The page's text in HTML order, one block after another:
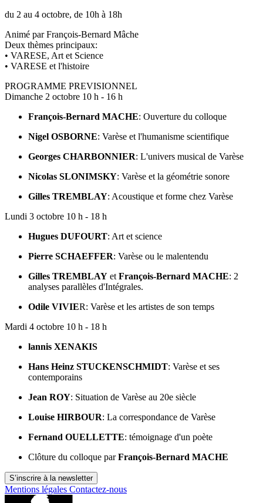
du 2 au 4 octobre, de 10h à 18h
Animé par François-Bernard Mâche
Deux thèmes principaux:
• VARESE, Art et Science
• VARESE et l'histoire
PROGRAMME PREVISIONNEL
Dimanche 2 octobre 10 h - 16 h
François-Bernard MACHE: Ouverture du colloque
Nigel OSBORNE: Varèse et l'humanisme scientifique
Georges CHARBONNIER: L'univers musical de Varèse
Nicolas SLONIMSKY: Varèse et la géométrie sonore
Gilles TREMBLAY: Acoustique et forme chez Varèse
Lundi 3 octobre 10 h - 18 h
Hugues DUFOURT: Art et science
Pierre SCHAEFFER: Varèse ou le malentendu
Gilles TREMBLAY et François-Bernard MACHE: 2
analyses parallèles d'Intégrales.
Odile VIVIER: Varèse et les artistes de son temps
Mardi 4 octobre 10 h - 18 h
lannis XENAKIS
Hans Heinz STUCKENSCHMIDT: Varèse et ses
contemporains
Jean ROY: Situation de Varèse au 20e siècle
Louise HIRBOUR: La correspondance de Varèse
Fernand OUELLETTE: témoignage d'un poète
Clôture du colloque parFrançois-Bernard MACHE
S’inscrire à la newsletter
Mentions légales Contactez-nous